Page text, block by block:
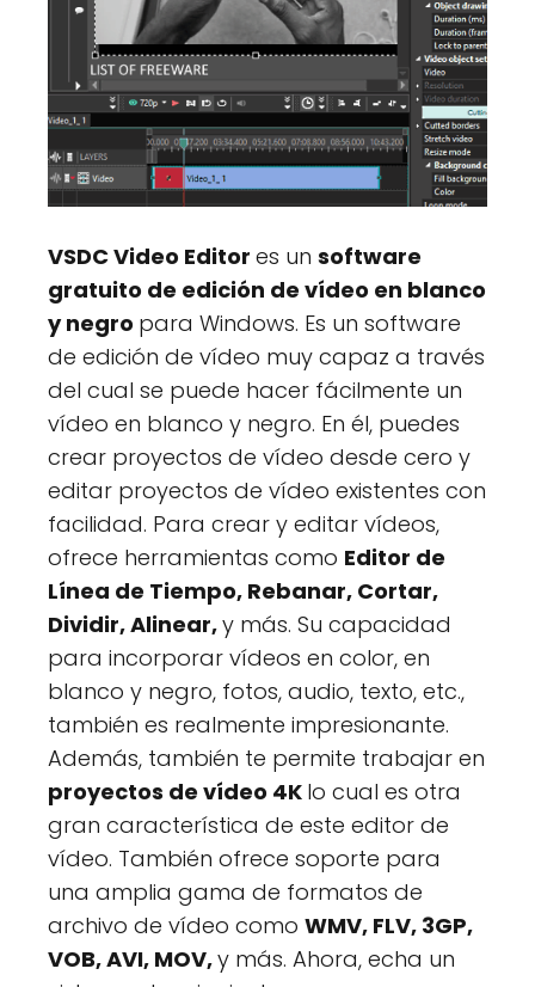
VSDC Video Editor es un software
gratuito de edición de vídeo en blanco
y negro para Windows. Es un software
de edición de vídeo muy capaz a través
del cual se puede hacer fácilmente un
vídeo en blanco y negro. En él, puedes
crear proyectos de vídeo desde cero y
editar proyectos de vídeo existentes con
facilidad. Para crear y editar vídeos,
ofrece herramientas como Editor de
Línea de Tiempo, Rebanar, Cortar,
Dividir, Alinear,y más. Su capacidad
para incorporar vídeos en color, en
blanco y negro, fotos, audio, texto, etc.,
también es realmente impresionante.
Además, también te permite trabajar en
proyectos de vídeo 4K lo cual es otra
gran característica de este editor de
vídeo. También ofrece soporte para
una amplia gama de formatos de
archivo de vídeo como WMV, FLV, 3GP,
VOB, AVI, MOV,y más. Ahora, echa un